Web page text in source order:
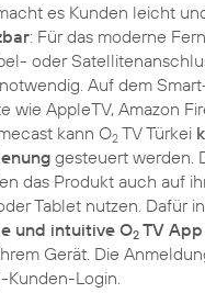
es Kunden leicht
: Für das moderne
oder
Auf dem
wie AppleTV, Amazon
kann O2 TV Türkei
gesteuert werden.
das Produkt auch auf
Tablet nutzen. Dafür
und intuitive O2 TV App
Gerät. Die
Kunden-Login.